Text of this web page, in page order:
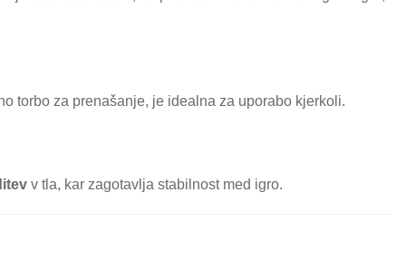
torbo za prenašanje, je idealna za uporabo kjerkoli.
v tla, kar zagotavlja stabilnost med igro.